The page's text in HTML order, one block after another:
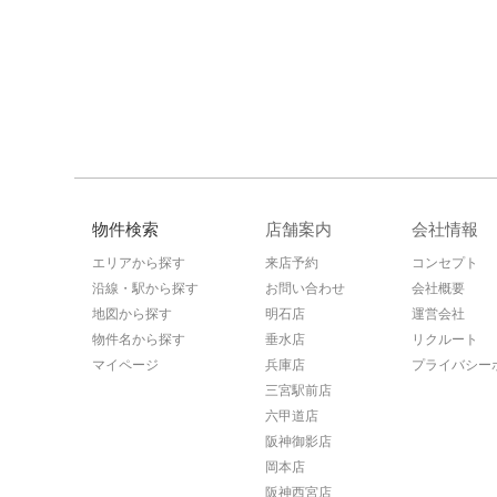
物件検索
エリアから探す
沿線・駅から探す
地図から探す
物件名から探す
マイページ
店舗案内
来店予約
お問い合わせ
明石店
垂水店
兵庫店
三宮駅前店
六甲道店
阪神御影店
岡本店
阪神西宮店
会社情報
コンセプト
会社概要
運営会社
リクルート
プライバシー